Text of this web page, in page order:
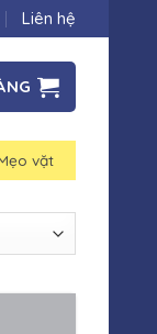
Liên hệ
vặt